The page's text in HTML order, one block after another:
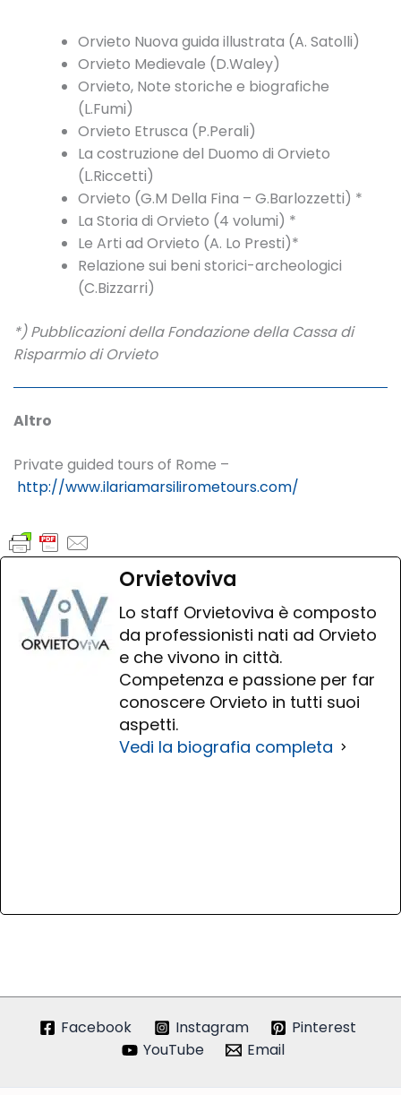
Orvieto Nuova guida illustrata (A. Satolli)
Orvieto Medievale (D.Waley)
Orvieto, Note storiche e biografiche
(L.Fumi)
Orvieto Etrusca (P.Perali)
La costruzione del Duomo di Orvieto
(L.Riccetti)
Orvieto (G.M Della Fina – G.Barlozzetti) *
La Storia di Orvieto (4 volumi) *
Le Arti ad Orvieto (A. Lo Presti)*
Relazione sui beni storici-archeologici
(C.Bizzarri)
*) Pubblicazioni della Fondazione della Cassa di
Risparmio di Orvieto
Altro
Private guided tours of Rome –
http://www.ilariamarsilirometours.com/
Orvietoviva
Lo staff Orvietoviva è composto
da professionisti nati ad Orvieto
e che vivono in città.
Competenza e passione per far
conoscere Orvieto in tutti suoi
aspetti.
Vedi la biografia completa
Facebook Instagram
Pinterest
YouTube
Email